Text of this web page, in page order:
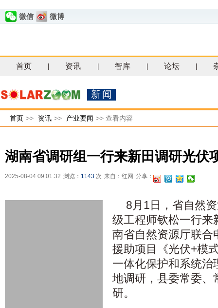
微信 微博
首页 资讯 智库 论坛
新闻
首页 >> 资讯 >> 产业要闻 >> 查看内容
湖南省调研组一行来新田调研光伏
2025-08-04 09:01:32 浏览： 1143 次 来自：红网 分享：
8月1日，省自然
级工程师钦松一行来
南省自然资源厅联合
援助项目《光伏+模
一体化保护和系统治
地调研，县委常委、
研。